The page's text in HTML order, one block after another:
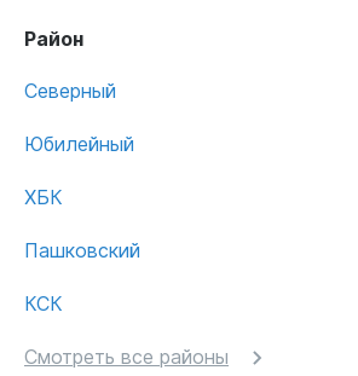
Район
Северный
Юбилейный
ХБК
Пашковский
КСК
Смотреть все районы